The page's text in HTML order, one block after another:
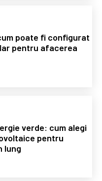
poate fi configurat
pentru afacerea
verde: cum alegi
pentru
lung